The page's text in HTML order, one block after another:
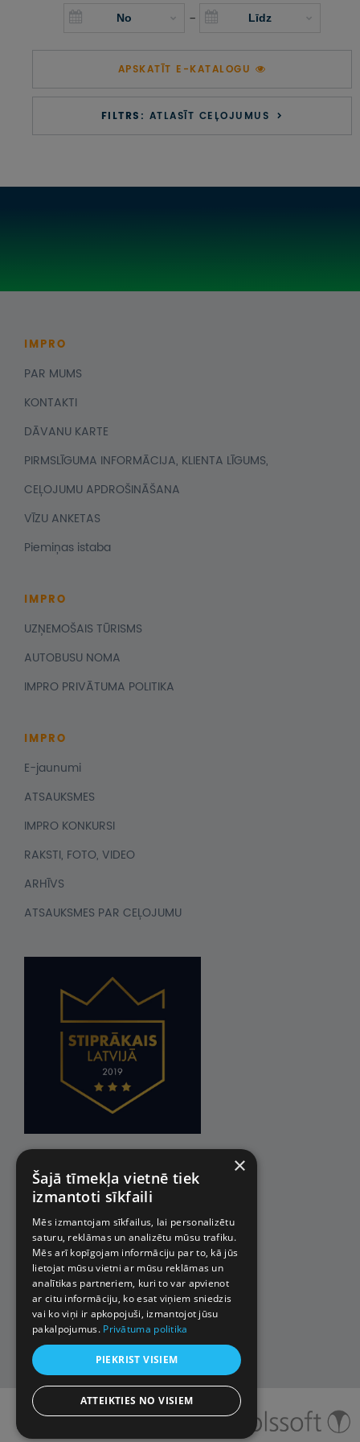
UZŅEMOŠAIS TŪRISMS
IMPRO KONKURSI
PIRMSLĪGUMA INFORMĀCIJA, KLIENTA LĪGUMS,
CEĻOJUMU APDROŠINĀŠANA
-
APSKATĪT E-KATALOGU
FILTRS: ATLASĪT CEĻOJUMUS
IMPRO
PAR MUMS
KONTAKTI
DĀVANU KARTE
PIRMSLĪGUMA INFORMĀCIJA, KLIENTA LĪGUMS,
CEĻOJUMU APDROŠINĀŠANA
VĪZU ANKETAS
Piemiņas istaba
IMPRO
UZŅEMOŠAIS TŪRISMS
AUTOBUSU NOMA
IMPRO PRIVĀTUMA POLITIKA
IMPRO
E-jaunumi
ATSAUKSMES
IMPRO KONKURSI
RAKSTI, FOTO, VIDEO
ARHĪVS
ATSAUKSMES PAR CEĻOJUMU
© 2026 Impro ceļojumi. Visas
tiesības aizsargātas.
×
Šajā tīmekļa vietnē tiek
izmantoti sīkfaili
Mēs izmantojam sīkfailus, lai personalizētu
saturu, reklāmas un analizētu mūsu trafiku.
Mēs arī kopīgojam informāciju par to, kā jūs
lietojat mūsu vietni ar mūsu reklāmas un
analītikas partneriem, kuri to var apvienot
ar citu informāciju, ko esat viņiem sniedzis
vai ko viņi ir apkopojuši, izmantojot jūsu
pakalpojumus. Privātuma politika
PIEKRIST VISIEM
ATTEIKTIES NO VISIEM